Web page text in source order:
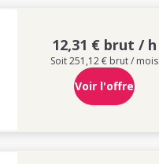
12,31 € brut / h
Soit 251,12 € brut / mois
Voir l'offre